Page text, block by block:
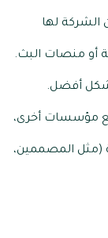
الشركة لها
أو منصات البث.
أفضل.
مؤسسات أخرى،
(مثل المصممين،